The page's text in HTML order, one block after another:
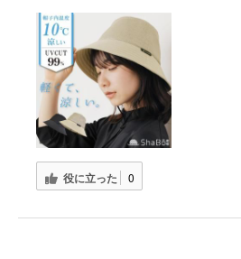
役に立った 0